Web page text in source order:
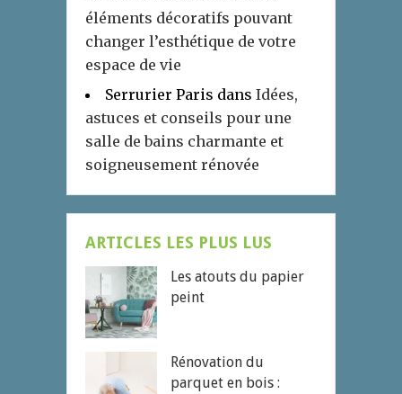
éléments décoratifs pouvant
changer l’esthétique de votre
espace de vie
Serrurier Paris dans Idées,
astuces et conseils pour une
salle de bains charmante et
soigneusement rénovée
ARTICLES LES PLUS LUS
Les atouts du papier
peint
Rénovation du
parquet en bois :